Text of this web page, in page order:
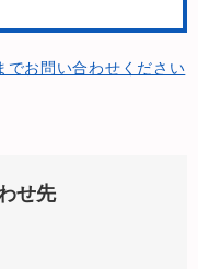
でお問い合わせください
せ先